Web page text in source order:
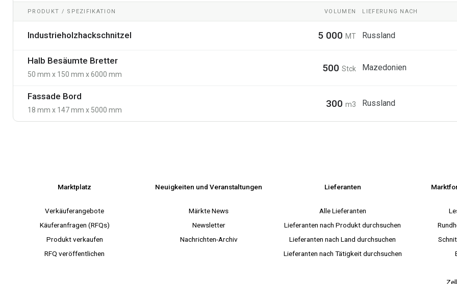
PRODUKT / SPEZIFIKATION VOLUMEN LIEFERUNG NACH
Industrieholzhackschnitzel 5 000MT Russland
Halb Besäumte Bretter
50 mm x 150 mm x 6000 mm
500Stck Mazedonien
Fassade Bord
18 mm x 147 mm x 5000 mm
300m3 Russland
Marktplatz
Verkäuferangebote
Käuferanfragen (RFQs)
Produkt verkaufen
RFQ veröffentlichen
Neuigkeiten und Veranstaltungen
Märkte News
Newsletter
Nachrichten-Archiv
Lieferanten
Alle Lieferanten
Lieferanten nach Produkt durchsuchen
Lieferanten nach Land durchsuchen
Lieferanten nach Tätigkeit durchsuchen